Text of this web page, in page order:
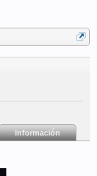
Información